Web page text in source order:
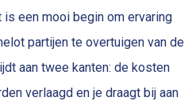
een mooi begin om ervaring
partijen te overtuigen van de
aan twee kanten: de kosten
verlaagd en je draagt bij aan